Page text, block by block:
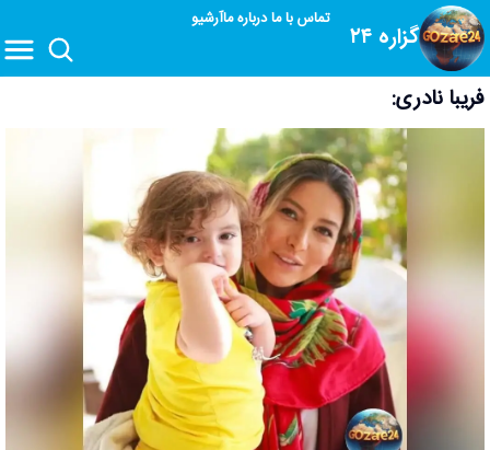
گزاره ۲۴
تماس با مادرباره ماآرشیو
فریبا نادری: